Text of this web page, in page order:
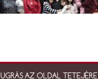
UGRÁS AZ OLDAL TETEJÉRE